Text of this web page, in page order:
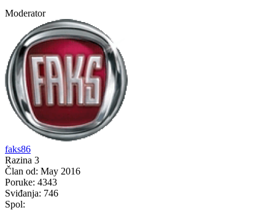
Moderator
faks86
Razina 3
Član od: May 2016
Poruke: 4343
Sviđanja: 746
Spol: